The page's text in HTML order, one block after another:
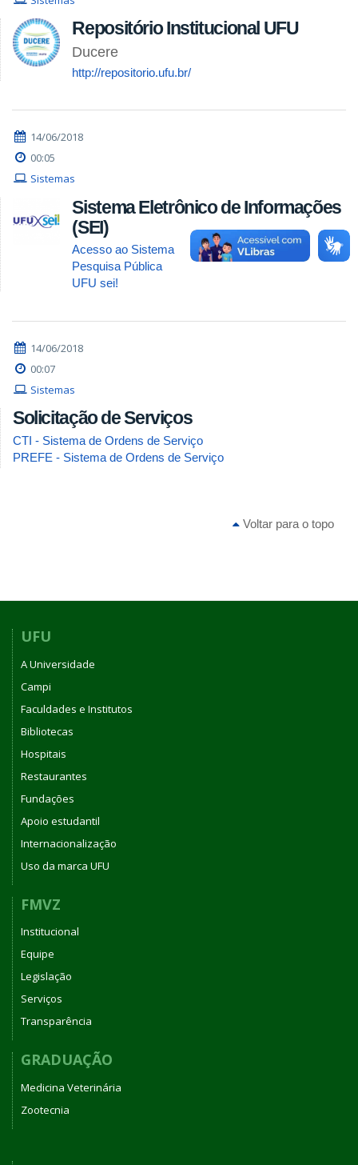
Repositório Institucional UFU
Ducere
http://repositorio.ufu.br/
14/06/2018
00:05
Sistemas
Sistema Eletrônico de Informações
(SEI)
Acesso ao Sistema
Pesquisa Pública
UFU sei!
14/06/2018
00:07
Sistemas
Solicitação de Serviços
CTI - Sistema de Ordens de Serviço
PREFE - Sistema de Ordens de Serviço
Voltar para o topo
UFU
A Universidade
Campi
Faculdades e Institutos
Bibliotecas
Hospitais
Restaurantes
Fundações
Apoio estudantil
Internacionalização
Uso da marca UFU
FMVZ
Institucional
Equipe
Legislação
Serviços
Transparência
GRADUAÇÃO
Medicina Veterinária
Zootecnia